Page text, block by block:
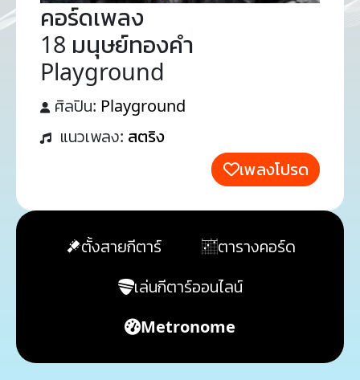
คอร์ดเพลง
18 มนุษย์ทองคำ
Playground
ศิลปิน: Playground
แนวเพลง: สตริง
เพลงโปรด
ตั้งสายกีตาร์
ตารางคอร์ด
เล่นกีตาร์ออนไลน์
Metronome